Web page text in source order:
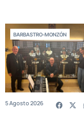
BARBASTRO-MONZÓN
5 Agosto 2026